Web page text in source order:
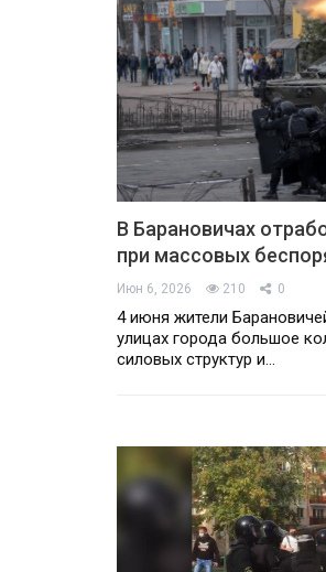
В Барановичах
при массовых
Июн 6, 2026 210 0
4 июня жители
улицах города большое
силовых структур и…